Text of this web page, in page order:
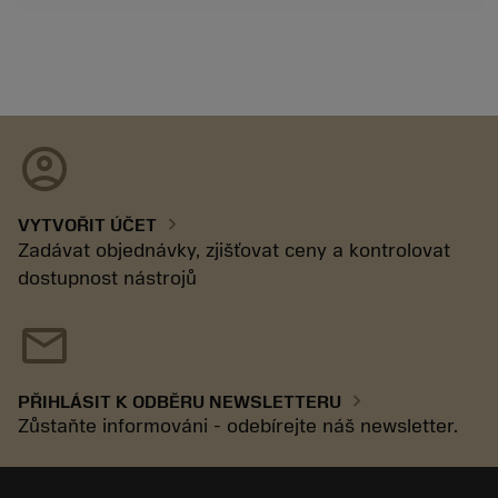
account_circle
VYTVOŘIT ÚČET chevron_right
Zadávat objednávky, zjišťovat ceny a kontrolovat
dostupnost nástrojů
mail
PŘIHLÁSIT K ODBĚRU NEWSLETTERU chevron_right
Zůstaňte informováni - odebírejte náš newsletter.